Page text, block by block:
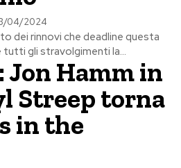
04/2024
dei rinnovi che deadline questa
gli stravolgimenti la...
Hamm in
Streep torna
in the